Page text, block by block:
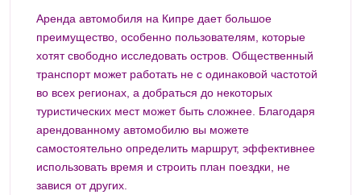
Аренда автомобиля на Кипре дает большое
преимущество, особенно пользователям, которые
хотят свободно исследовать остров. Общественный
транспорт может работать не с одинаковой частотой
во всех регионах, а добраться до некоторых
туристических мест может быть сложнее. Благодаря
арендованному автомобилю вы можете
самостоятельно определить маршрут, эффективнее
использовать время и строить план поездки, не
завися от других.